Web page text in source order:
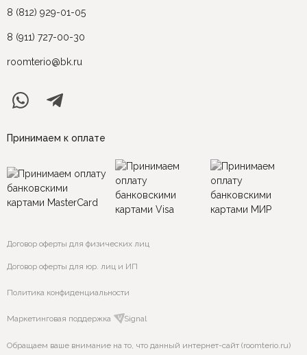
8 (812) 929-01-05
8 (911) 727-00-30
roomterio@bk.ru
Принимаем к оплате
Договор оферты для физических лиц
Договор оферты для юр. лиц и ИП
Политика конфиденциальности
Маркетинговая поддержка VSignal
Обращаем ваше внимание на то, что данный интернет-сайт (roomterio.ru)